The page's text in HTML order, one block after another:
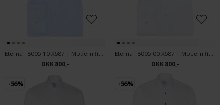
Eterna - 8005 10 X687 | Modern fit Skjorte Lyseblå
DKK 800,-
Eterna - 8005 00 X687 | Modern fit Skjorte Hvid
DKK 800,-
-56% -56%